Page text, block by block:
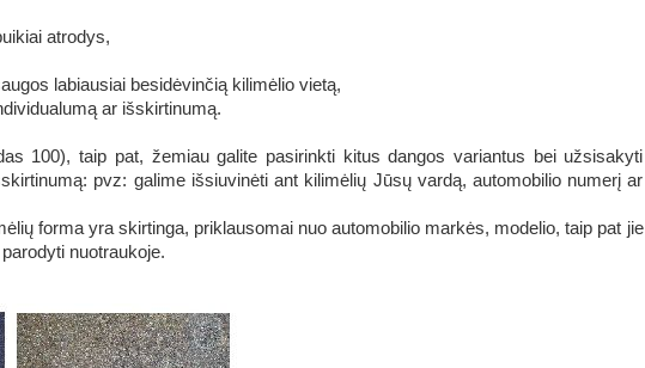
atrodys,
labiausiai besidėvinčią kilimėlio vietą,
ar išskirtinumą.
100), taip pat, žemiau galite pasirinkti kitus dangos variantus bei užsisakyti
pvz: galime išsiuvinėti ant kilimėlių Jūsų vardą, automobilio numerį ar
forma yra skirtinga, priklausomai nuo automobilio markės, modelio, taip pat jie
nuotraukoje.